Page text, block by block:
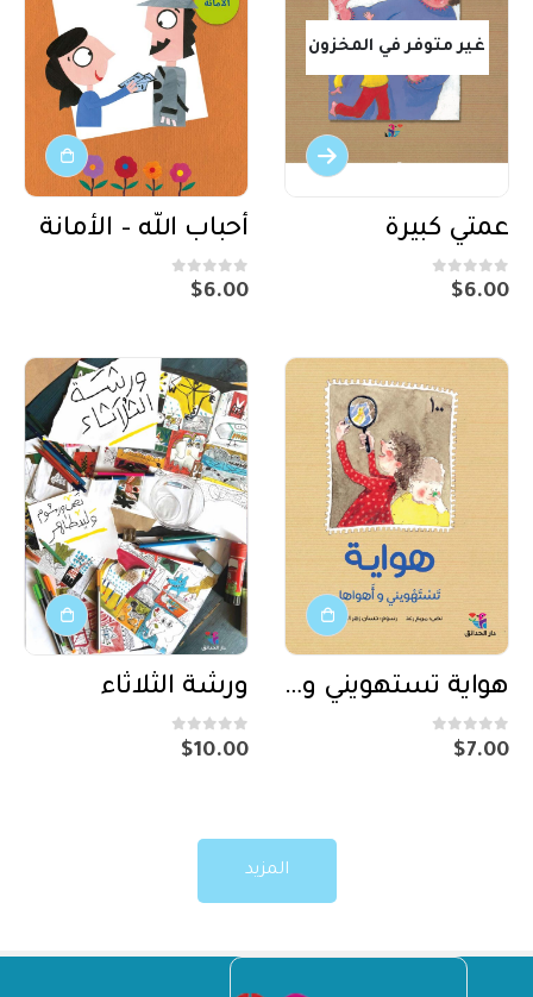
غير متوفر في المخزون
عمتي كبيرة
0
out of 5
$6.00
أحباب الله – الأمانة
0
out of 5
$6.00
هواية تستهويني وأهواها
0
out of 5
$7.00
ورشة الثلاثاء
0
out of 5
$10.00
المزيد